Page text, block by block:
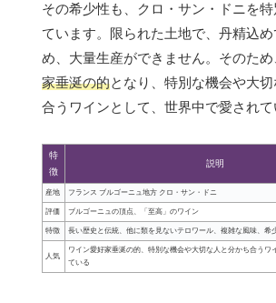
その希少性も、クロ・サン・ドニを
ています。限られた土地で、丹精込
め、大量生産ができません。そのため
家垂涎の的となり、特別な機会や大
合うワインとして、世界中で愛されて
特
徴
説明
産地 フランス ブルゴーニュ地方 クロ・サン・ドニ
評価 ブルゴーニュの頂点、「至高」のワイン
特徴 長い歴史と伝統、他に類を見ないテロワール、複雑な風味、希
人気
ワイン愛好家垂涎の的、特別な機会や大切な人と分かち合うワ
ている